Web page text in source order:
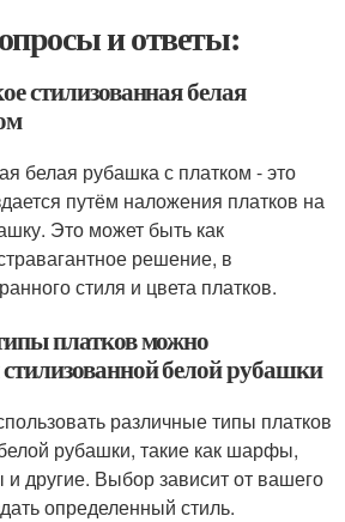
и ответы:
стилизованная белая
белая рубашка с платком - это
путём наложения платков на
Это может быть как
решение, в
стиля и цвета платков.
платков можно
стилизованной белой рубашки
различные типы платков
рубашки, такие как шарфы,
другие. Выбор зависит от вашего
определенный стиль.